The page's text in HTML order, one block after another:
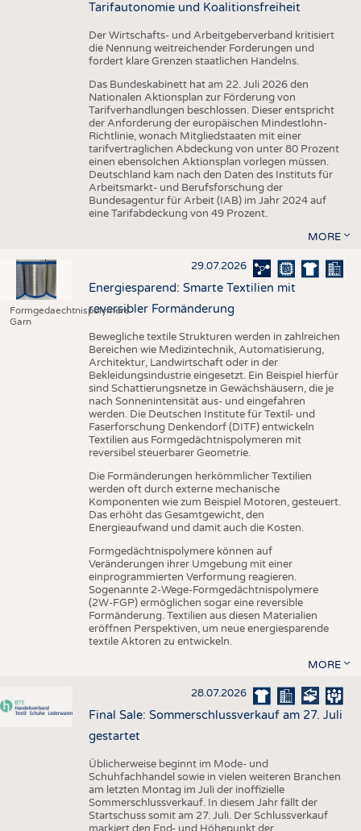
Tarifautonomie und Koalitionsfreiheit
Der Wirtschafts- und Arbeitgeberverband kritisiert
die Nennung weitreichender Forderungen und
fordert klare Grenzen staatlichen Handelns.
Das Bundeskabinett hat am 22. Juli 2026 den
Nationalen Aktionsplan zur Förderung von
Tarifverhandlungen beschlossen. Dieser entspricht
der Anforderung der europäischen Mindestlohn-
Richtlinie, wonach Mitgliedstaaten mit einer
tarifvertraglichen Abdeckung von unter 80 Prozent
einen ebensolchen Aktionsplan vorlegen müssen.
Deutschland kam nach den Daten des Instituts für
Arbeitsmarkt- und Berufsforschung der
Bundesagentur für Arbeit (IAB) im Jahr 2024 auf
eine Tarifabdeckung von 49 Prozent.
MORE
Formgedaechtnispolymere
Garn
29.07.2026
Energiesparend: Smarte Textilien mit
reversibler Formänderung
Bewegliche textile Strukturen werden in zahlreichen
Bereichen wie Medizintechnik, Automatisierung,
Architektur, Landwirtschaft oder in der
Bekleidungsindustrie eingesetzt. Ein Beispiel hierfür
sind Schattierungsnetze in Gewächshäusern, die je
nach Sonnenintensität aus- und eingefahren
werden. Die Deutschen Institute für Textil- und
Faserforschung Denkendorf (DITF) entwickeln
Textilien aus Formgedächtnispolymeren mit
reversibel steuerbarer Geometrie.
Die Formänderungen herkömmlicher Textilien
werden oft durch externe mechanische
Komponenten wie zum Beispiel Motoren, gesteuert.
Das erhöht das Gesamtgewicht, den
Energieaufwand und damit auch die Kosten.
Formgedächtnispolymere können auf
Veränderungen ihrer Umgebung mit einer
einprogrammierten Verformung reagieren.
Sogenannte 2-Wege-Formgedächtnispolymere
(2W-FGP) ermöglichen sogar eine reversible
Formänderung. Textilien aus diesen Materialien
eröffnen Perspektiven, um neue energiesparende
textile Aktoren zu entwickeln.
MORE
28.07.2026
Final Sale: Sommerschlussverkauf am 27. Juli
gestartet
Üblicherweise beginnt im Mode- und
Schuhfachhandel sowie in vielen weiteren Branchen
am letzten Montag im Juli der inoffizielle
Sommerschlussverkauf. In diesem Jahr fällt der
Startschuss somit am 27. Juli. Der Schlussverkauf